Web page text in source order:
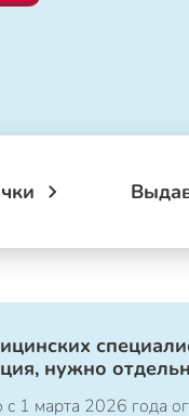
нужно
1 марта 2026 года